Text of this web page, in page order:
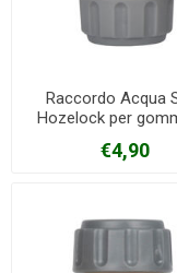
Raccordo Acqua
Hozelock per
€4,90